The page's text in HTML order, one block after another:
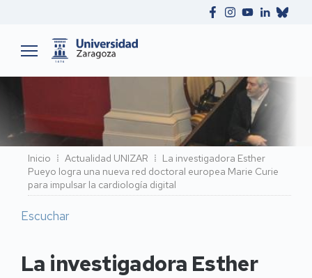
Ruta
de
navegación
Inicio Actualidad UNIZAR
La investigadora Esther
Pueyo logra una nueva red doctoral europea Marie Curie
para impulsar la cardiología digital
Escuchar
La investigadora Esther